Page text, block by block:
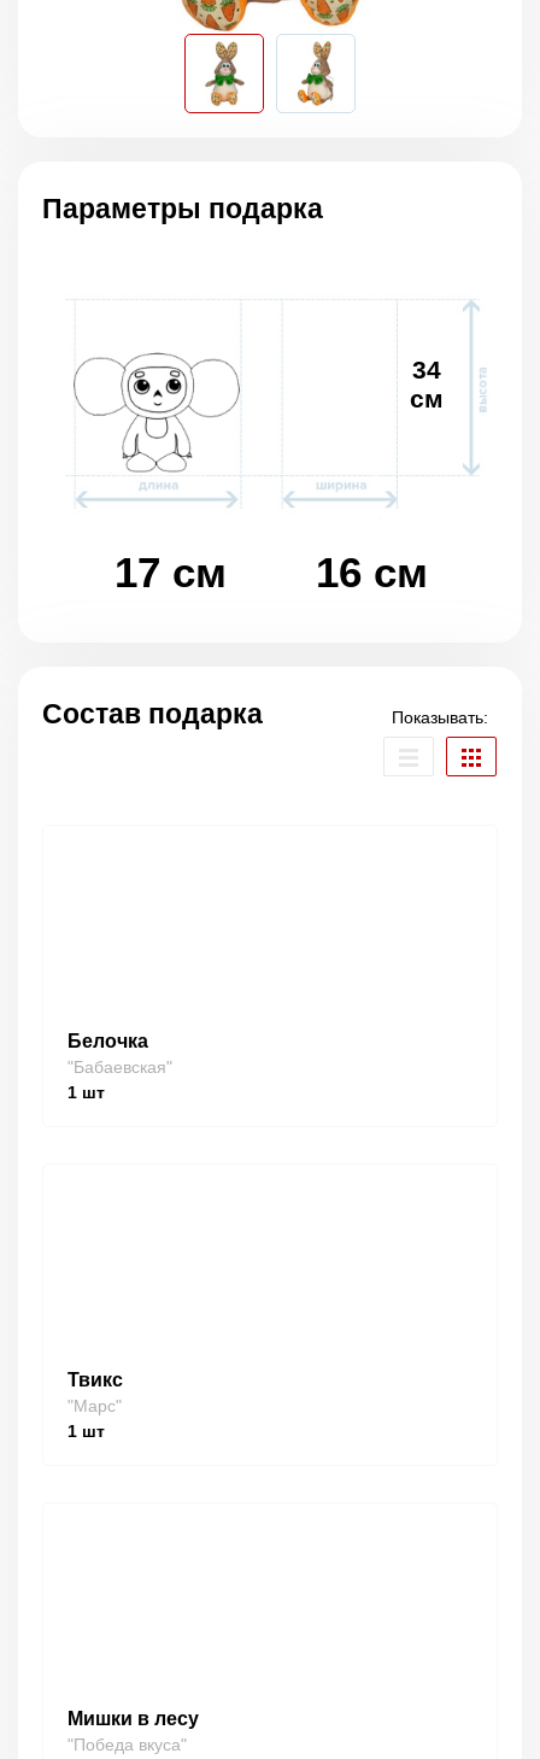
Параметры подарка
17 см 16 см
34
см
Состав подарка Показывать:
Белочка
"Бабаевская"
1 шт
Твикс
"Марс"
1 шт
Мишки в лесу
"Победа вкуса"